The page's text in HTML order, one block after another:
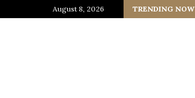
August 8, 2026 TRENDING NOW
যুগের এক জীবন্ত জাদুঘর